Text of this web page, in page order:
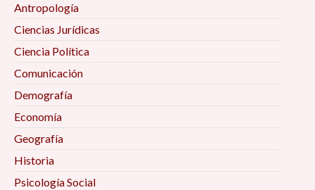
Antropología
Ciencias Jurídicas
Ciencia Política
Comunicación
Demografía
Economía
Geografía
Historia
Psicología Social